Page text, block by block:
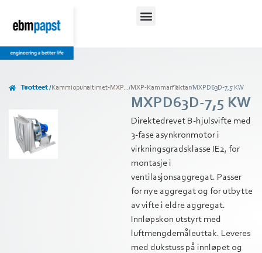
Tuotteet /Kammiopuhaltimet-MXP.../MXP-Kammarfläktar/MXPD63D-7,5 KW
MXPD63D-7,5 KW
Direktedrevet B-hjulsvifte med
3-fase asynkronmotor i
virkningsgradsklasse IE2, for
montasje i
ventilasjonsaggregat. Passer
for nye aggregat og for utbytte
av vifte i eldre aggregat.
Innløpskon utstyrt med
luftmengdemåleuttak. Leveres
med dukstuss på innløpet og